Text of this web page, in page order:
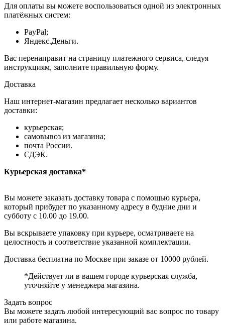
Для оплаты вы можете воспользоваться одной из электронных
платёжных систем:
PayPal;
Яндекс.Деньги.
Вас перенаправит на страницу платежного сервиса, следуя
инструкциям, заполните правильную форму.
Доставка
Наш интернет-магазин предлагает несколько вариантов
доставки:
курьерская;
самовывоз из магазина;
почта России.
СДЭК.
Курьерская доставка*
Вы можете заказать доставку товара с помощью курьера,
который прибудет по указанному адресу в будние дни и
субботу с 10.00 до 19.00.
Вы вскрываете упаковку при курьере, осматриваете на
целостность и соответствие указанной комплектации.
Доставка бесплатна по Москве при заказе от 10000 рублей.
*Действует ли в вашем городе курьерская служба,
уточняйте у менеджера магазина.
Задать вопрос
Вы можете задать любой интересующий вас вопрос по товару
или работе магазина.